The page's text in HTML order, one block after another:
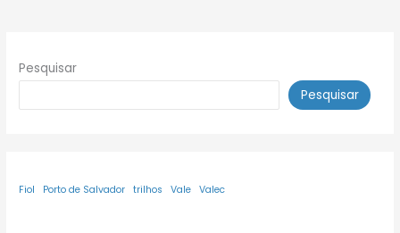
Pesquisar
Pesquisar
Fiol Porto de Salvador trilhos Vale Valec